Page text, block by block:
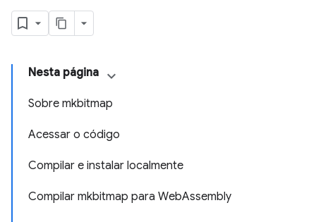
Nesta página
Sobre mkbitmap
Acessar o código
Compilar e instalar localmente
Compilar mkbitmap para WebAssembly